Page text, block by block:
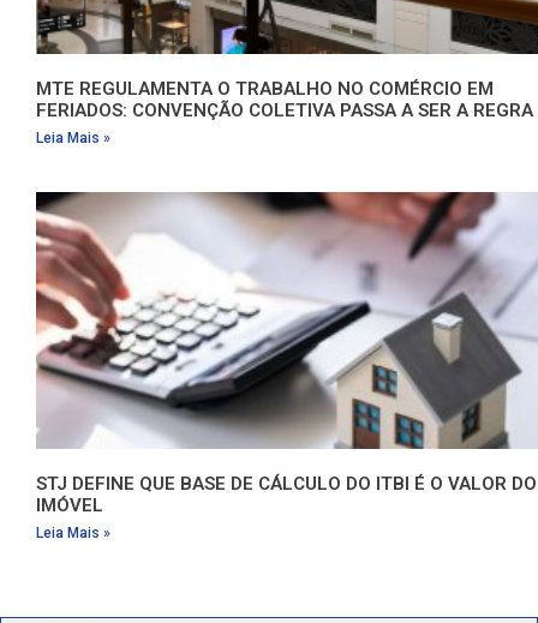
MTE REGULAMENTA O TRABALHO NO COMÉRCIO EM
FERIADOS: CONVENÇÃO COLETIVA PASSA A SER A REGRA
Leia Mais »
STJ DEFINE QUE BASE DE CÁLCULO DO ITBI É O VALOR DO
IMÓVEL
Leia Mais »